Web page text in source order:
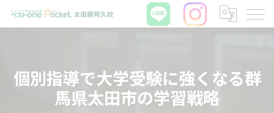
個別指導で大学受験に強くなる群
馬県太田市の学習戦略